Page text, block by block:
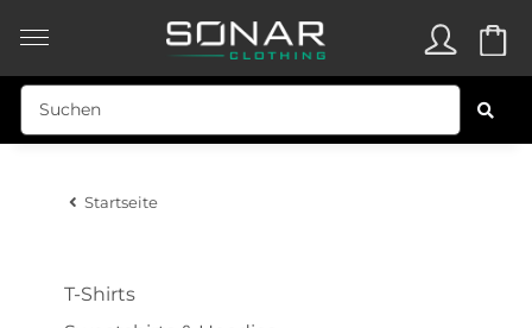
Startseite
T-Shirts